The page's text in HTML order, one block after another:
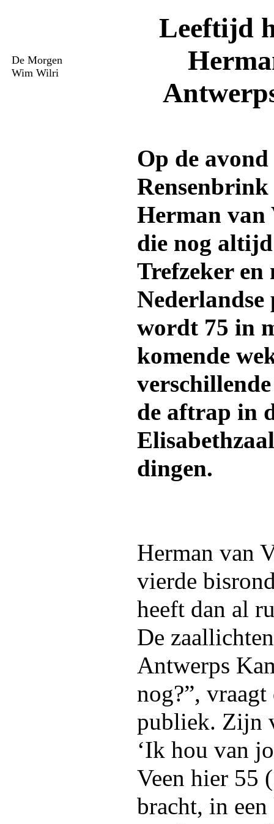
De Morgen
Wim Wilri
Leeftijd
Op de
Rensenbrink
Herman van
die nog altijd
Trefzeker en
wordt 75 in
komende
de aftrap in
dingen.
Herman van
vierde
heeft dan al
De
Antwerps
nog?”, vraagt
publiek. Zijn
‘Ik hou van
Veen hier 55
bracht, in